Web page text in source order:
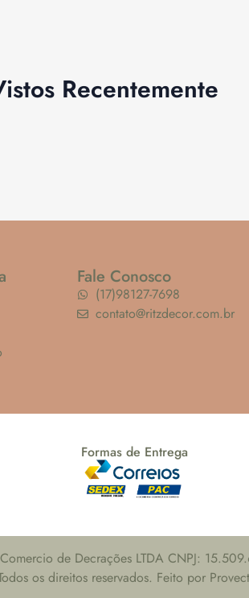
Recentemente
Fale Conosco
(17)98127-7698
contato@ritzdecor.com.br
Formas de Entrega
de Decrações LTDA CNPJ:
os direitos reservados. Feito por